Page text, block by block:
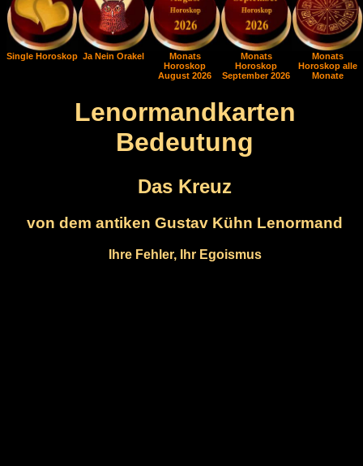
Single Horoskop Ja Nein Orakel
Monats
Horoskop
August 2026
Monats
Horoskop
September 2026
Monats
Horoskop alle
Monate
Lenormandkarten
Bedeutung
Das Kreuz
von dem antiken Gustav Kühn Lenormand
Ihre Fehler, Ihr Egoismus